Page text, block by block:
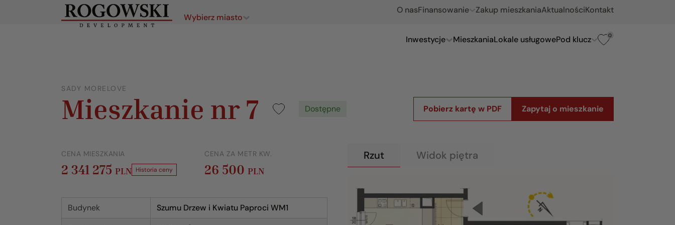
O nasFinansowanie Zakup mieszkaniaAktualnościKontakt
Wybierz miasto
Inwestycje MieszkaniaLokale usługowePod klucz 0
SADY MORELOVE
Mieszkanie nr 7 Dostępne Pobierz kartę w PDF Zapytaj o mieszkanie
CENA MIESZKANIA
2 341 275 PLN Historia ceny
CENA ZA METR KW.
26 500 PLN
Budynek
Szumu Drzew i Kwiatu Paproci WM1
Rzut Widok piętra